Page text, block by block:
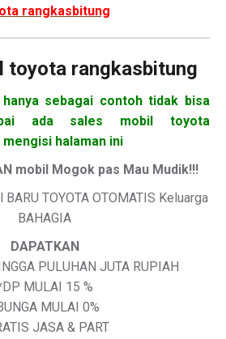
rangkasbitung
toyota rangkasbitung
sebagai contoh tidak bisa
ada sales mobil toyota
halaman ini
mobil Mogok pas Mau Mudik!!!
TOYOTA OTOMATIS Keluarga
BAHAGIA
DAPATKAN
PULUHAN JUTA RUPIAH
MULAI 15 %
MULAI 0%
JASA & PART